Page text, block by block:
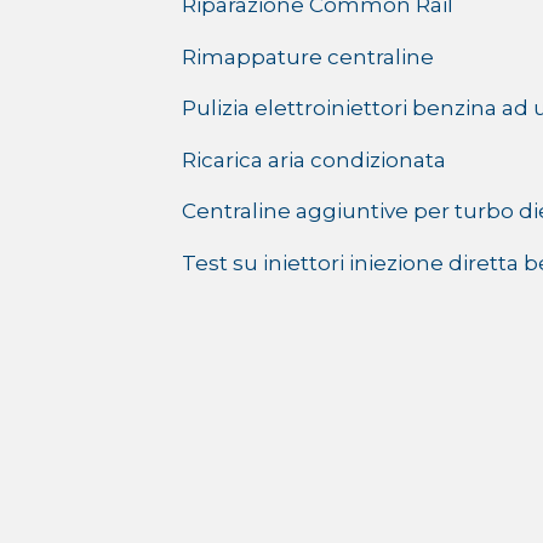
Riparazione Common Rail
Rimappature centraline
Pulizia elettroiniettori benzina ad
Ricarica aria condizionata
Centraline aggiuntive per turbo
Test su iniettori iniezione diretta